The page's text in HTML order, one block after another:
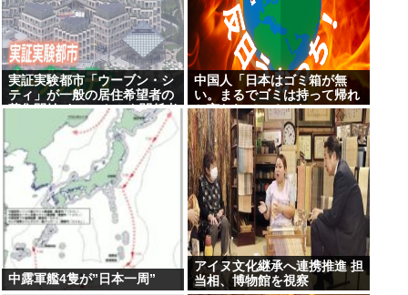
実証実験都市「ウーブン・シ
ティ」が一般の居住希望者の
募集開始 すでにトヨタ関係者
が居住 静岡裾野市
中国人「日本はゴミ箱が無
い。まるでゴミは持って帰れ
と言われているみたい」
中露軍艦4隻が”日本一周”
アイヌ文化継承へ連携推進 担
当相、博物館を視察